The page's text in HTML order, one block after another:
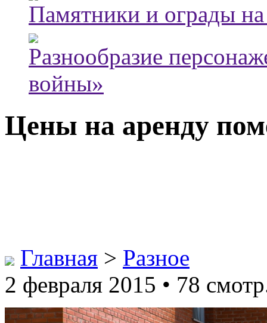
Памятники и ограды
Разнообразие
войны»
Цены на аренду
Главная > Разное
2 февраля 2015 • 78